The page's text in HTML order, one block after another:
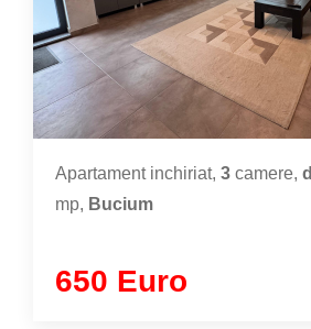
Apartament inchiriat, 3 camere,
mp, Bucium
650 Euro